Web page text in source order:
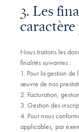
3. Les
Nous traitons les
finalités suivantes :
1. Pour la gestion
œuvre de nos
2. Facturation,
3. Gestion des
4. Pour nous
applicables, par